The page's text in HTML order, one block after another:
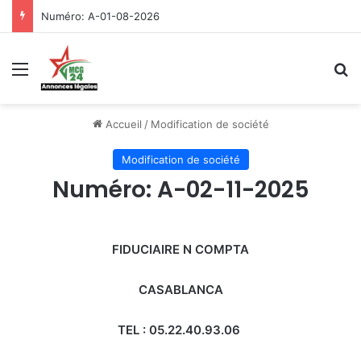
Numéro: A-01-08-2026
Menu
Accueil / Modification de société
Modification de société
Numéro: A-02-11-2025
FIDUCIAIRE N COMPTA
CASABLANCA
TEL : 05.22.40.93.06